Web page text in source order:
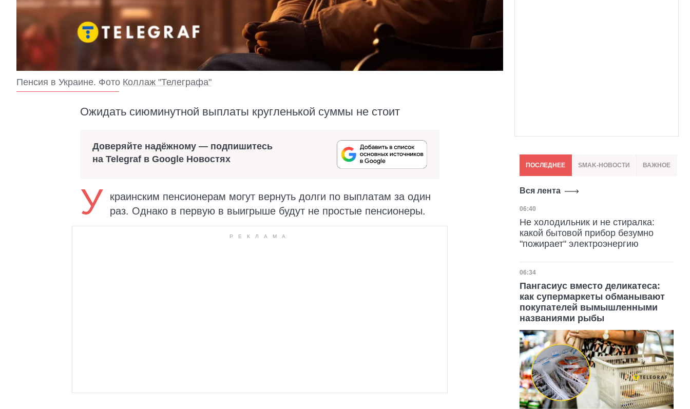
Пенсия в Украине. Фото Коллаж "Телеграфа"
Ожидать сиюминутной выплаты кругленькой суммы не стоит
Доверяйте надёжному — подпишитесь
на Telegraf в Google Новостях
У
краинским пенсионерам могут вернуть долги по выплатам за один
раз. Однако в первую в выигрыше будут не простые пенсионеры.
ПОСЛЕДНЕЕ SMAK-НОВОСТИ ВАЖНОЕ
Вся лента
Дата публикации
06:40
Не холодильник и не стиралка:
какой бытовой прибор безумно
"пожирает" электроэнергию
Дата публикации
06:34
Пангасиус вместо деликатеса:
как супермаркеты обманывают
покупателей вымышленными
названиями рыбы